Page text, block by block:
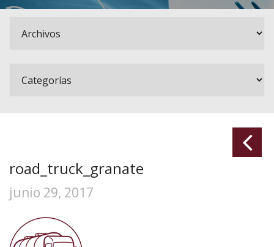
road_truck_granate
junio 29, 2017